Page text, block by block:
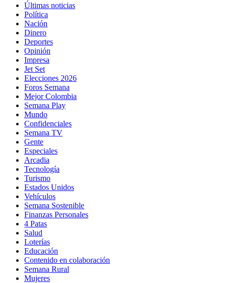
Últimas noticias
Política
Nación
Dinero
Deportes
Opinión
Impresa
Jet Set
Elecciones 2026
Foros Semana
Mejor Colombia
Semana Play
Mundo
Confidenciales
Semana TV
Gente
Especiales
Arcadia
Tecnología
Turismo
Estados Unidos
Vehículos
Semana Sostenible
Finanzas Personales
4 Patas
Salud
Loterías
Educación
Contenido en colaboración
Semana Rural
Mujeres